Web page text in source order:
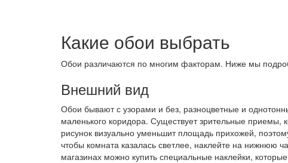
Какие обои выбрать
Обои различаются по многим факторам. Ниже мы
Внешний вид
Обои бывают с узорами и без, разноцветные и
маленького коридора. Существует зрительные
рисунок визуально уменьшит площадь прихожей,
чтобы комната казалась светлее, наклейте на нижнюю
магазинах можно купить специальные наклейки,